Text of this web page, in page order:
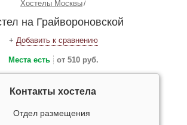
Хостелы Москвы
на Грайвороновской
+ Добавить к сравнению
Места есть от 510 руб.
Контакты хостела
Отдел размещения